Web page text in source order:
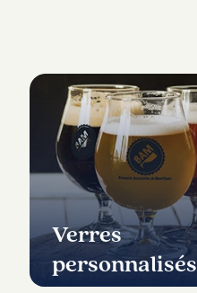
Verres
personnalisés